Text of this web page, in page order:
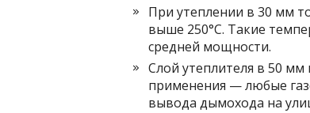
При утеплении в 30 мм
выше 250°C. Такие
средней мощности.
Слой утеплителя в 50
применения — любые
вывода дымохода на